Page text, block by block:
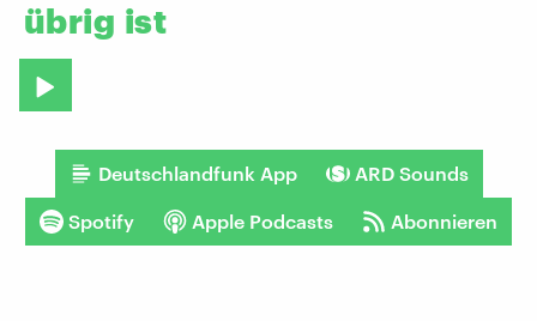
übrig ist
Deutschlandfunk App ARD Sounds
Spotify Apple Podcasts Abonnieren